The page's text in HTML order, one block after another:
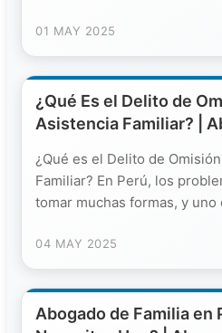
01 MAY 2025
¿Qué Es el Delito de
Asistencia Familiar? |
¿Qué es el Delito de
Familiar? En Perú, los
tomar muchas formas, y uno
04 MAY 2025
Abogado de Familia en